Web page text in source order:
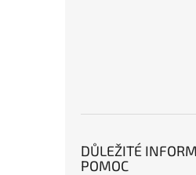
DŮLEŽITÉ
POMOC